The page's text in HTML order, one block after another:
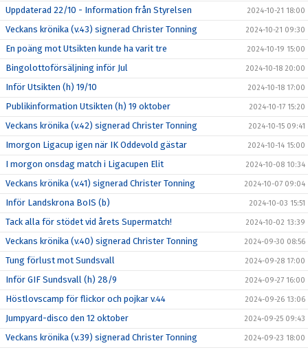
Uppdaterad 22/10 - Information från Styrelsen 2024-10-21 18:00
Veckans krönika (v.43) signerad Christer Tonning 2024-10-21 09:30
En poäng mot Utsikten kunde ha varit tre 2024-10-19 15:00
Bingolottoförsäljning inför Jul 2024-10-18 20:00
Inför Utsikten (h) 19/10 2024-10-18 17:00
Publikinformation Utsikten (h) 19 oktober 2024-10-17 15:20
Veckans krönika (v.42) signerad Christer Tonning 2024-10-15 09:41
Imorgon Ligacup igen när IK Oddevold gästar 2024-10-14 15:00
I morgon onsdag match i Ligacupen Elit 2024-10-08 10:34
Veckans krönika (v.41) signerad Christer Tonning 2024-10-07 09:04
Inför Landskrona BoIS (b) 2024-10-03 15:51
Tack alla för stödet vid årets Supermatch! 2024-10-02 13:39
Veckans krönika (v.40) signerad Christer Tonning 2024-09-30 08:56
Tung förlust mot Sundsvall 2024-09-28 17:00
Inför GIF Sundsvall (h) 28/9 2024-09-27 16:00
Höstlovscamp för flickor och pojkar v.44 2024-09-26 13:06
Jumpyard-disco den 12 oktober 2024-09-25 09:43
Veckans krönika (v.39) signerad Christer Tonning 2024-09-23 18:00